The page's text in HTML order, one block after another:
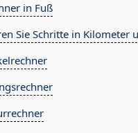
in Fuß
Sie Schritte in Kilometer